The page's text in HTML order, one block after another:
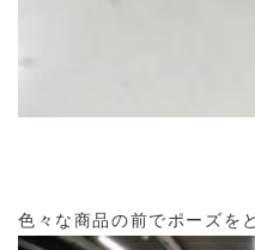
色々な商品の前でポーズを